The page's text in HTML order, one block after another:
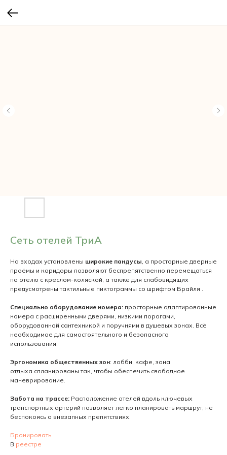
Сеть отелей ТриА
На входах установлены широкие пандусы, а просторные дверные
проёмы и коридоры позволяют беспрепятственно перемещаться
по отелю с креслом-коляской, а также для слабовидящих
предусмотрены тактильные пиктограммы со шрифтом Брайля .
Специально оборудование номера: просторные адаптированные
номера с расширенными дверями, низкими порогами,
оборудованной сантехникой и поручнями в душевых зонах. Всё
необходимое для самостоятельного и безопасного
использования.
Эргономика общественных зон: лобби, кафе, зона
отдыха спланированы так, чтобы обеспечить свободное
маневрирование.
Забота на трассе: Расположение отелей вдоль ключевых
транспортных артерий позволяет легко планировать маршрут, не
беспокоясь о внезапных препятствиях.
Бронировать
В реестре